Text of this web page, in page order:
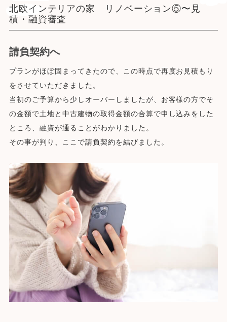
北欧インテリアの家 リノベーション⑤〜見
積・融資審査
請負契約へ
プランがほぼ固まってきたので、この時点で再度お見積もり
をさせていただきました。
当初のご予算から少しオーバーしましたが、お客様の方でそ
の金額で土地と中古建物の取得金額の合算で申し込みをした
ところ、融資が通ることがわかりました。
その事が判り、ここで請負契約を結びました。